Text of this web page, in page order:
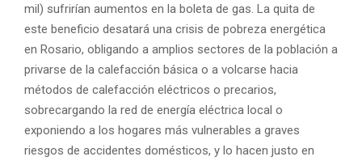
mil) sufrirían aumentos en la boleta de gas. La quita de
este beneficio desatará una crisis de pobreza energética
en Rosario, obligando a amplios sectores de la población a
privarse de la calefacción básica o a volcarse hacia
métodos de calefacción eléctricos o precarios,
sobrecargando la red de energía eléctrica local o
exponiendo a los hogares más vulnerables a graves
riesgos de accidentes domésticos, y lo hacen justo en